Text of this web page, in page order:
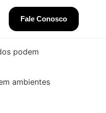
Fale Conosco
podem
ambientes